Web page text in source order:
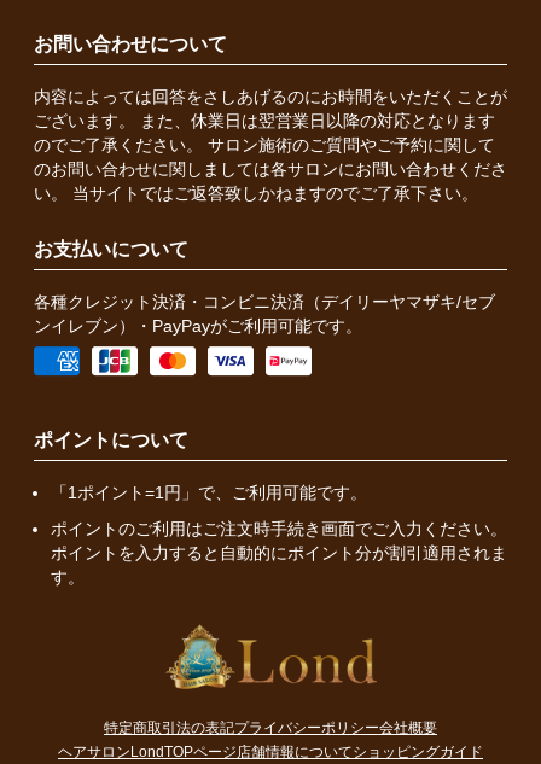
お問い合わせについて
内容によっては回答をさしあげるのにお時間をいただくことが
ございます。 また、休業日は翌営業日以降の対応となります
のでご了承ください。 サロン施術のご質問やご予約に関して
のお問い合わせに関しましては各サロンにお問い合わせくださ
い。 当サイトではご返答致しかねますのでご了承下さい。
お支払いについて
各種クレジット決済・コンビニ決済（デイリーヤマザキ/セブ
ンイレブン）・PayPayがご利用可能です。
ポイントについて
「1ポイント=1円」で、ご利用可能です。
ポイントのご利用はご注文時手続き画面でご入力ください。
ポイントを入力すると自動的にポイント分が割引適用されま
す。
特定商取引法の表記プライバシーポリシー会社概要
ヘアサロンLondTOPページ店舗情報についてショッピングガイド